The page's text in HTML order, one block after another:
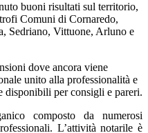
buoni risultati sul territorio,
Comuni di Cornaredo,
Sedriano, Vittuone, Arluno e
dove ancora viene
unito alla professionalità e
disponibili per consigli e pareri.
composto da numerosi
L’attività notarile è